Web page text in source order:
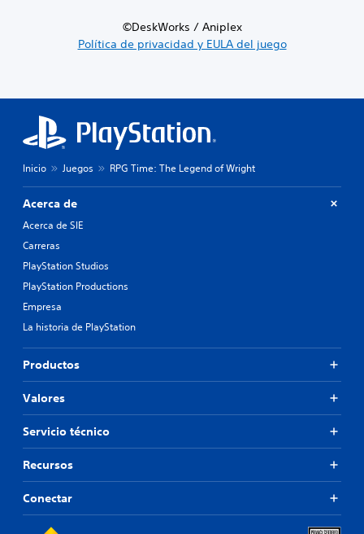
©DeskWorks / Aniplex
Política de privacidad y EULA del juego
Inicio Juegos RPG Time: The Legend of Wright
Acerca de
Acerca de SIE
Carreras
PlayStation Studios
PlayStation Productions
Empresa
La historia de PlayStation
Productos
Valores
Servicio técnico
Recursos
Conectar